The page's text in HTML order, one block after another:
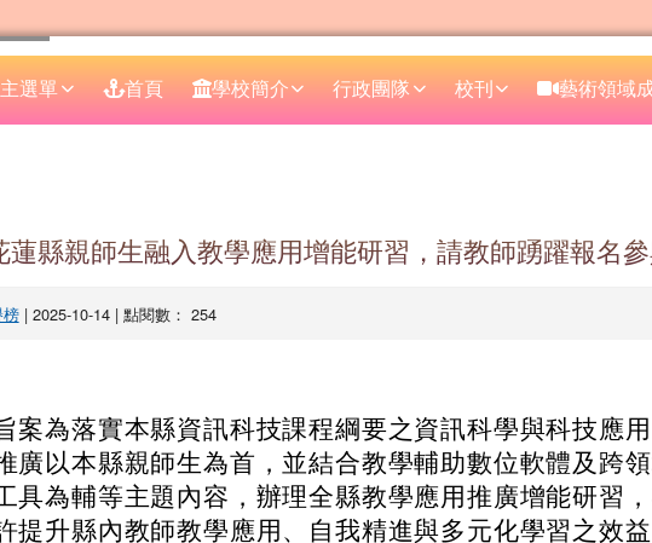
主選單 首頁 學校簡介 行政團隊 校刊 藝術領域
蓮縣親師生融入教學應用增能研習，請教師踴躍報名
| 2025-10-14 | 點閱數： 254
案為落實本縣資訊科技課程綱要之資訊科學與科技應用
廣以本縣親師生為首，並結合教學輔助數位軟體及跨
具為輔等主題內容，辦理全縣教學應用推廣增能研習
提升縣內教師教學應用、自我精進與多元化學習之效益